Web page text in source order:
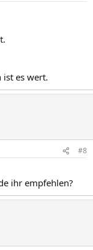
ist es wert.
#8
ihr empfehlen?